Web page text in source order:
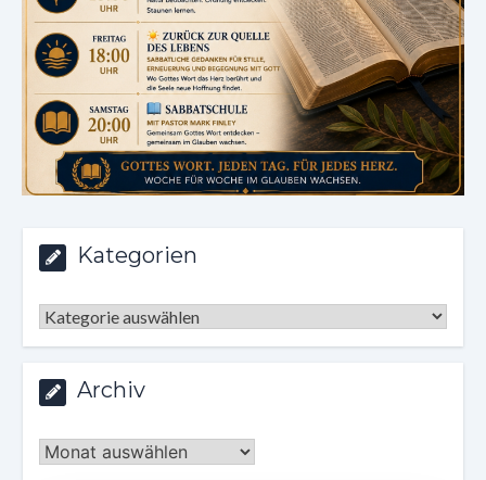
Kategorien
Kategorien
Archiv
Archiv